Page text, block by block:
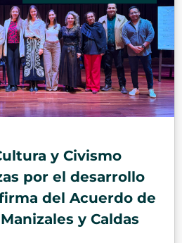
y Civismo
por el desarrollo
del Acuerdo de
y Caldas